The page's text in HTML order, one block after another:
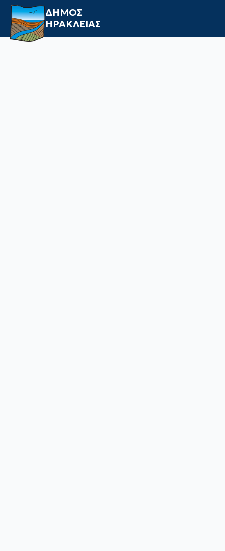
ΔΗΜΟΣ
ΗΡΑΚΛΕΙΑΣ